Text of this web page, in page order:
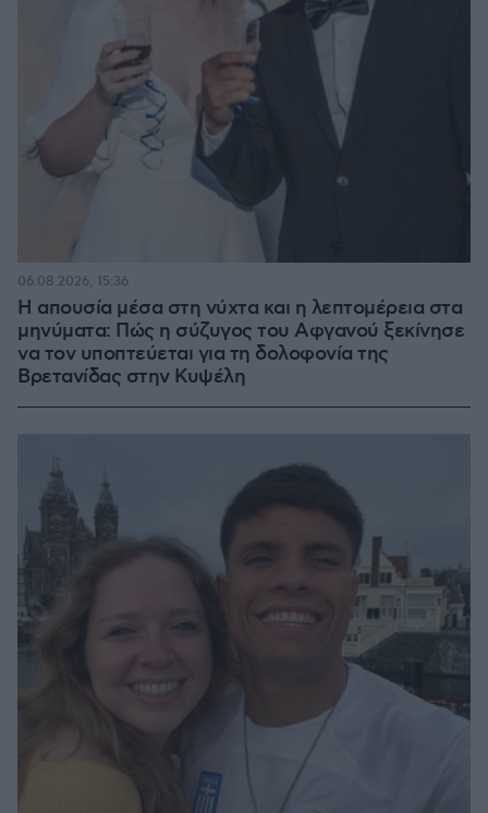
Η απουσία μέσα στη νύχτα και η λεπτομέρεια στα
μηνύματα: Πώς η σύζυγος του Αφγανού ξεκίνησε
να τον υποπτεύεται για τη δολοφονία της
Βρετανίδας στην Κυψέλη
06.08.2026, 15:36